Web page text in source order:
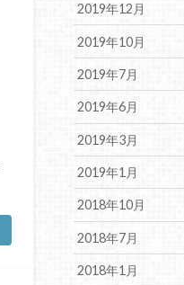
2019年12月
2019年10月
2019年7月
2019年6月
2019年3月
2019年1月
2018年10月
2018年7月
2018年1月